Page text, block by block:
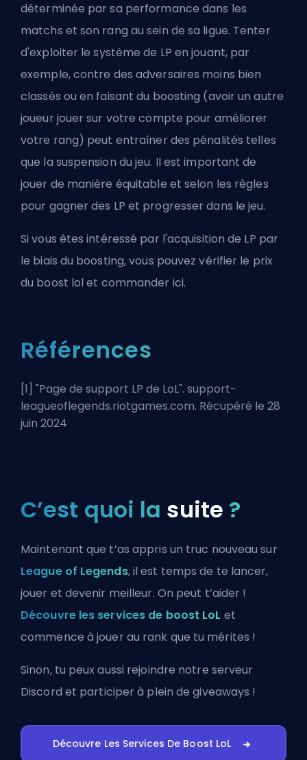
déterminée par sa performance dans les
matchs et son rang au sein de sa ligue. Tenter
d'exploiter le système de LP en jouant, par
exemple, contre des adversaires moins bien
classés ou en faisant du boosting (avoir un autre
joueur jouer sur votre compte pour améliorer
votre rang) peut entraîner des pénalités telles
que la suspension du jeu. Il est important de
jouer de manière équitable et selon les règles
pour gagner des LP et progresser dans le jeu.
Si vous êtes intéressé par l'acquisition de LP par
le biais du boosting, vous pouvezvérifier le prix
du boost lol et commander ici.
Références
[1] "Page de support LP de LoL". support-
leagueoflegends.riotgames.com. Récupéré le 28
juin 2024
C’est quoi la suite ?
Maintenant que t’as appris un truc nouveau sur
League of Legends, il est temps de te lancer,
jouer et devenir meilleur. On peut t’aider !
Découvre les services de boost LoL et
commence à jouer au rank que tu mérites !
Sinon, tu peux aussi rejoindre notre serveur
Discord et participer à plein de giveaways !
Découvre Les Services De Boost LoL